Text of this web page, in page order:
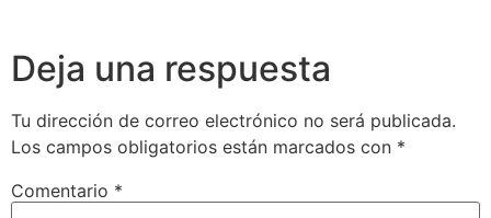
Deja una respuesta
Tu dirección de correo electrónico no será publicada.
Los campos obligatorios están marcados con *
Comentario *